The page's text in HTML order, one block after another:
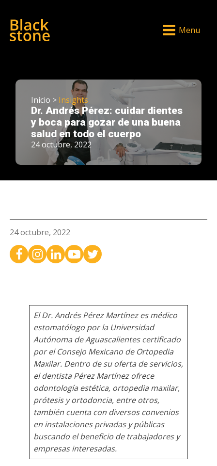
Menu
Inicio > Insights
Dr. Andrés Pérez: cuidar dientes
y boca para gozar de una buena
salud en todo el cuerpo
24 octubre, 2022
24 octubre, 2022
El Dr. Andrés Pérez Martínez es médico
estomatólogo por la Universidad
Autónoma de Aguascalientes certificado
por el Consejo Mexicano de Ortopedia
Maxilar. Dentro de su oferta de servicios,
el dentista Pérez Martínez ofrece
odontología estética, ortopedia maxilar,
prótesis y ortodoncia, entre otros,
también cuenta con diversos convenios
en instalaciones privadas y públicas
buscando el beneficio de trabajadores y
empresas interesadas.